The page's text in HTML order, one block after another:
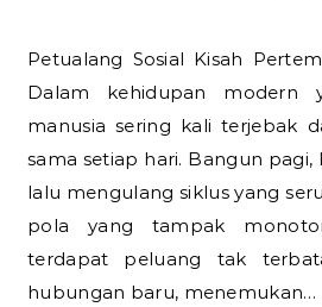
Petualang Sosial Kisah Pertemuan Tak Terduga –
Dalam kehidupan modern
manusia sering kali terjebak
sama setiap hari. Bangun pagi,
lalu mengulang siklus yang
pola yang tampak
terdapat peluang tak
hubungan baru, menemukan…